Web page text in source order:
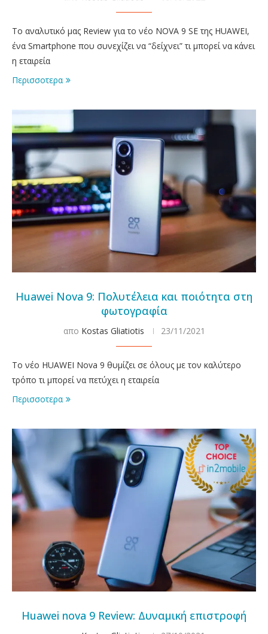
Το αναλυτικό μας Review για το νέο NOVA 9 SE της HUAWEI,
ένα Smartphone που συνεχίζει να “δείχνει” τι μπορεί να κάνει
η εταιρεία
Περισσοτερα
Huawei Nova 9: Πολυτέλεια και ποιότητα στη
φωτογραφία
απο Kostas Gliatiotis 23/11/2021
Το νέο HUAWEI Nova 9 θυμίζει σε όλους με τον καλύτερο
τρόπο τι μπορεί να πετύχει η εταιρεία
Περισσοτερα
Huawei nova 9 Review: Δυναμική επιστροφή